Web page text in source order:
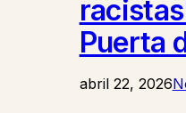
Puerta
abril 22, 2026